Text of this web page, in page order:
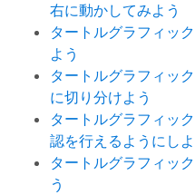
右に動かしてみよう
タートルグラフィッ
よう
タートルグラフィッ
に切り分けよう
タートルグラフィッ
認を行えるようにしよ
タートルグラフィッ
う